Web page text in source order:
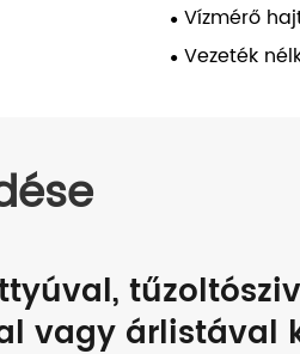
Vízmérő
Vezeték
vagy árlistával